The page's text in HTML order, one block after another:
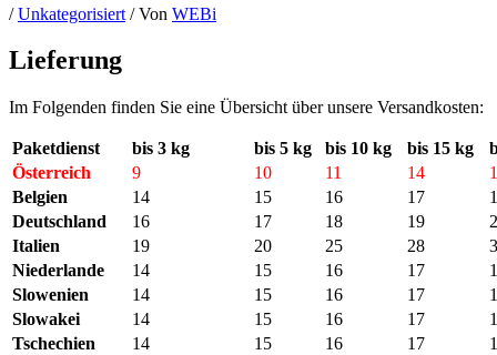
/Unkategorisiert / Von WEBi
Lieferung
Im Folgenden finden Sie eine Übersicht über unsere Versandkosten:
Paketdienst bis 3 kg bis 5 kg bis 10 kg bis 15 kg
Österreich
9 10 11 14
Belgien
14 15 16 17
Deutschland
16 17 18 19
Italien
19 20 25 28
Niederlande
14 15 16 17
Slowenien
14 15 16 17
Slowakei
14 15 16 17
Tschechien
14 15 16 17